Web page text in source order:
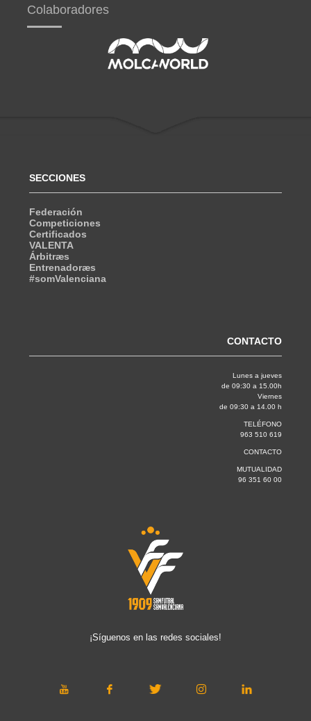
Colaboradores
SECCIONES
Federación
Competiciones
Certificados
VALENTA
Árbitræs
Entrenadoræs
#somValenciana
CONTACTO
Lunes a jueves
de 09:30 a 15.00h
Viernes
de 09:30 a 14.00 h
TELÉFONO
963 510 619
CONTACTO
MUTUALIDAD
96 351 60 00
¡Síguenos en las redes sociales!